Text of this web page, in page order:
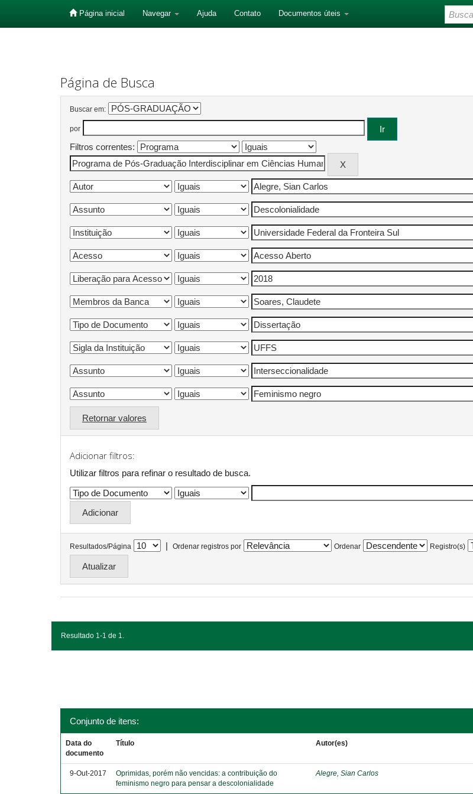
Página inicial Navegar Ajuda Contato Documentos úteis
Página de Busca
Buscar em:
por
Filtros correntes:
Retornar valores
Adicionar filtros:
Utilizar filtros para refinar o resultado de busca.
Resultados/Página | Ordenar registros por Ordenar Registro(s)
Resultado 1-1 de 1.
Conjunto de itens:
Data do
documento
Título Autor(es)
9-Out-2017
Oprimidas, porém não vencidas: a contribuição do
feminismo negro para pensar a descolonialidade
Alegre, Sian Carlos